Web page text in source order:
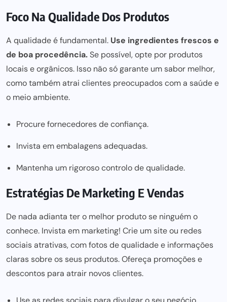
Foco Na Qualidade Dos Produtos
A qualidade é fundamental. Use ingredientes frescos e
de boa procedência.Se possível, opte por produtos
locais e orgânicos. Isso não só garante um sabor melhor,
como também atrai clientes preocupados com a saúde e
o meio ambiente.
Procure fornecedores de confiança.
Invista em embalagens adequadas.
Mantenha um rigoroso controlo de qualidade.
Estratégias De Marketing E Vendas
De nada adianta ter o melhor produto se ninguém o
conhece. Invista em marketing! Crie um site ou redes
sociais atrativas, com fotos de qualidade e informações
claras sobre os seus produtos. Ofereça promoções e
descontos para atrair novos clientes.